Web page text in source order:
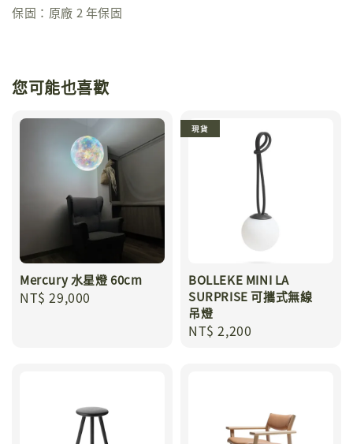
保固：原廠 2 年保固
您可能也喜歡
Mercury 水星燈 60cm
Regular
NT$ 29,000
現貨
BOLLEKE MINI LA
SURPRISE 可攜式無線
吊燈
Regular
NT$ 2,200